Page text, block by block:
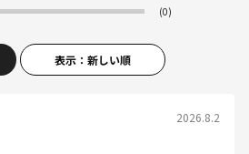
(0)
表示：新しい順
2026.8.2